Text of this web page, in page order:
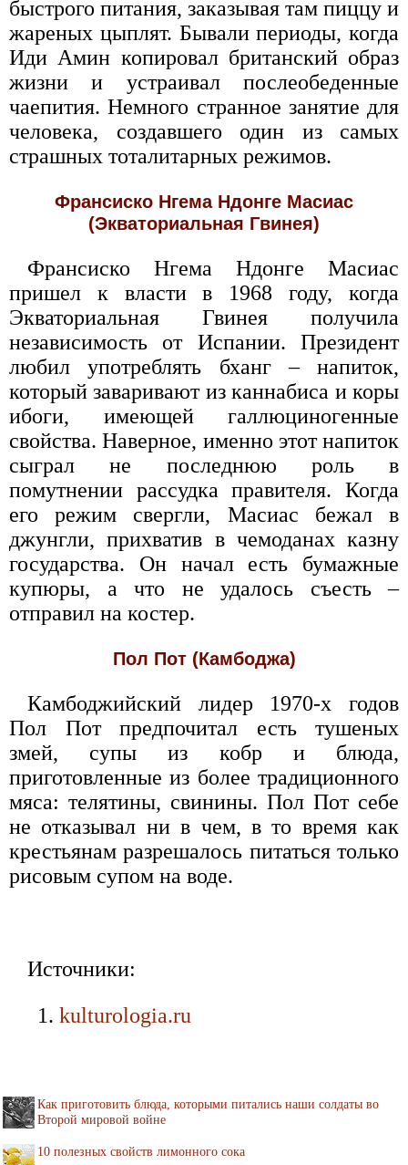
быстрого питания, заказывая там пиццу и
жареных цыплят. Бывали периоды, когда
Иди Амин копировал британский образ
жизни и устраивал послеобеденные
чаепития. Немного странное занятие для
человека, создавшего один из самых
страшных тоталитарных режимов.
Франсиско Нгема Ндонге Масиас
(Экваториальная Гвинея)
Франсиско Нгема Ндонге Масиас
пришел к власти в 1968 году, когда
Экваториальная Гвинея получила
независимость от Испании. Президент
любил употреблять бханг – напиток,
который заваривают из каннабиса и коры
ибоги, имеющей галлюциногенные
свойства. Наверное, именно этот напиток
сыграл не последнюю роль в
помутнении рассудка правителя. Когда
его режим свергли, Масиас бежал в
джунгли, прихватив в чемоданах казну
государства. Он начал есть бумажные
купюры, а что не удалось съесть –
отправил на костер.
Пол Пот (Камбоджа)
Камбоджийский лидер 1970-х годов
Пол Пот предпочитал есть тушеных
змей, супы из кобр и блюда,
приготовленные из более традиционного
мяса: телятины, свинины. Пол Пот себе
не отказывал ни в чем, в то время как
крестьянам разрешалось питаться только
рисовым супом на воде.
Источники:
kulturologia.ru
Как приготовить блюда, которыми питались наши солдаты во
Второй мировой войне
10 полезных свойств лимонного сока